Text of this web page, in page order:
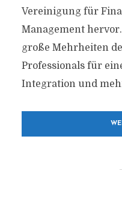
Vereinigung für
Management
große Mehrheiten
Professionals für
Integration und